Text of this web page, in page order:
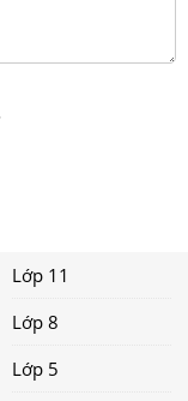
Lớp 11
Lớp 8
Lớp 5